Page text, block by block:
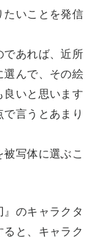
たいことを発信
であれば、近所
選んで、その絵
良いと思います
言うとあまり
写体に選ぶこ
のキャラクタ
と、キャラク